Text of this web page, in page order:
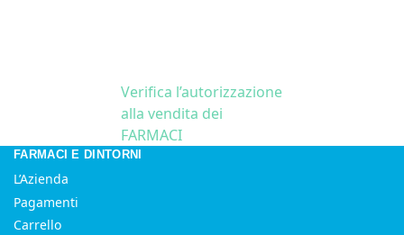
Verifica l’autorizzazione
alla vendita dei
FARMACI
FARMACI E DINTORNI
L’Azienda
Pagamenti
Carrello